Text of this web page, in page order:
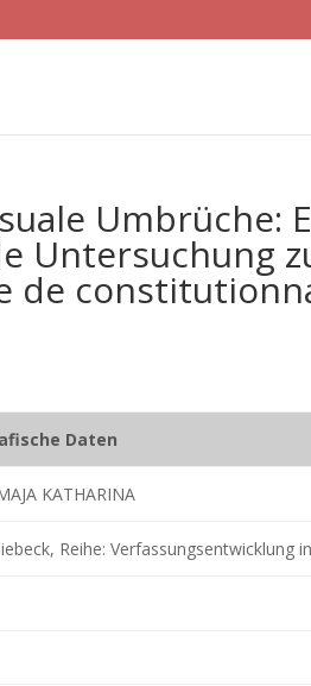
Umbrüche:
Untersuchung
de
Daten
KATHARINA
Reihe: Verfassungsentwicklung